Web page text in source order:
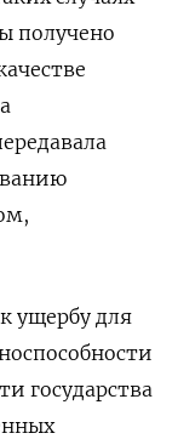
получено
ущербу для
государства